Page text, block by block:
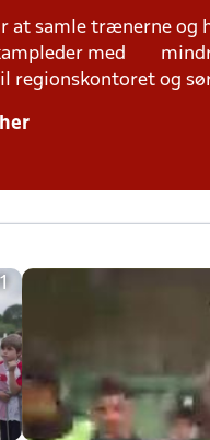
at samle trænerne
med
regionskontoret og